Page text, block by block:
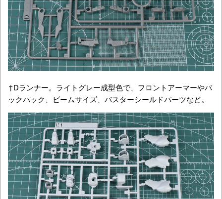
↑Dランナー。ライトグレー成型色で、フロントアーマーやバ
ックパック、ビームサイズ、バスターシールドパーツなど。